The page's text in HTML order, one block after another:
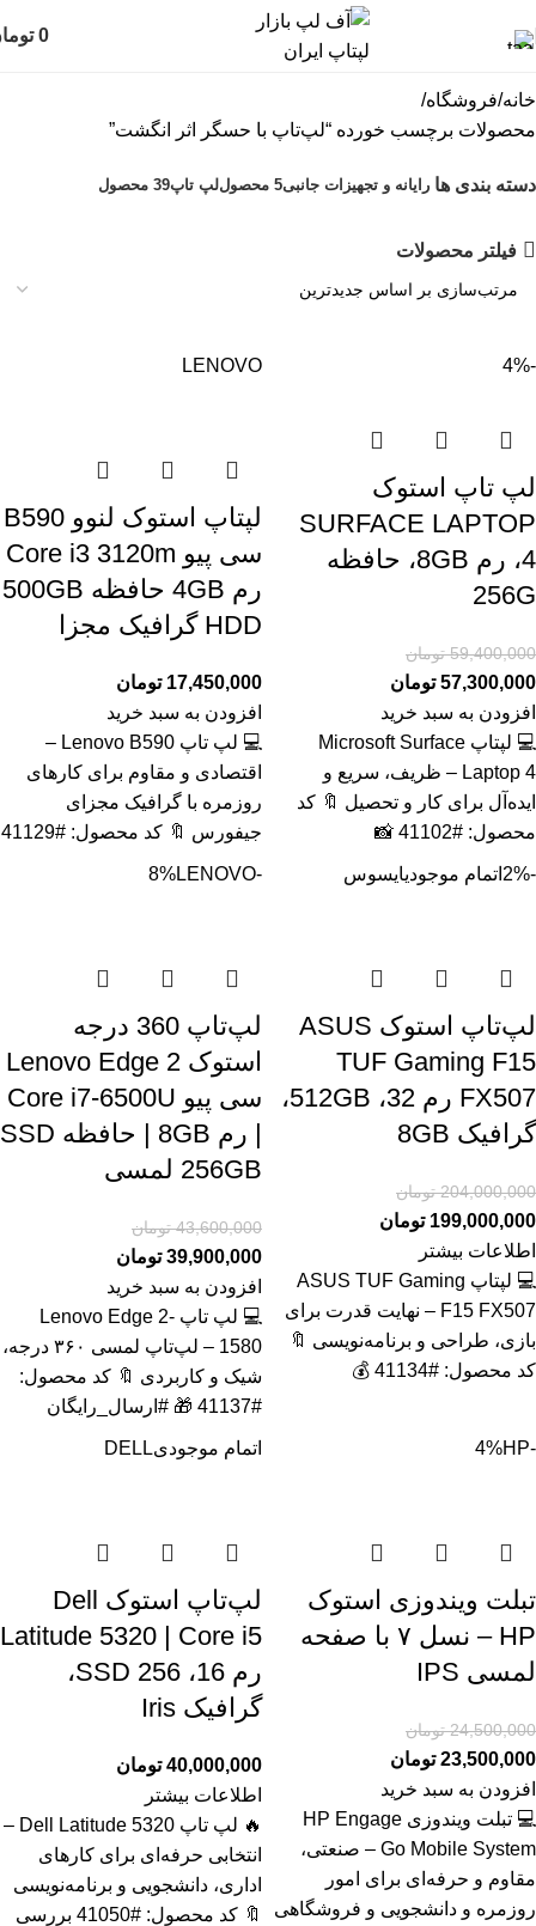
0
خانه فروشگاه
محصولات برچسب خورده “لپ‌تاپ با حسگر اثر انگشت”
دسته بندی ها رایانه و تجهیزات جانبی5 محصول لپ تاپ39 محصول
فیلتر محصولات
-4%
لپ تاپ استوک
SURFACE LAPTOP
4، رم 8GB، حافظه
256G
59,400,000 تومان
57,300,000 تومان
افزودن به سبد خرید
💻 لپتاپ Microsoft Surface
Laptop 4 – ظریف، سریع و
ایده‌آل برای کار و تحصیل 🔖 کد
محصول: #41102 📸
LENOVO
لپتاپ استوک لنوو B590
سی پیو Core i3 3120m
رم 4GB حافظه 500GB
HDD گرافیک مجزا
17,450,000 تومان
افزودن به سبد خرید
💻 لپ تاپ Lenovo B590 –
اقتصادی و مقاوم برای کارهای
روزمره با گرافیک مجزای
جیفورس 🔖 کد محصول: #41129
-2% اتمام موجودیایسوس
لپ‌تاپ استوک ASUS
TUF Gaming F15
FX507 رم 32، 512GB،
گرافیک 8GB
204,000,000 تومان
199,000,000 تومان
اطلاعات بیشتر
💻 لپتاپ ASUS TUF Gaming
F15 FX507 – نهایت قدرت برای
بازی، طراحی و برنامه‌نویسی 🔖
کد محصول: #41134 💰
-8%
LENOVO
لپ‌تاپ 360 درجه
استوک Lenovo Edge 2
سی پیو Core i7-6500U
| رم 8GB | حافظه SSD
256GB لمسی
43,600,000 تومان
39,900,000 تومان
افزودن به سبد خرید
💻 لپ تاپ Lenovo Edge 2-
1580 – لپ‌تاپ لمسی ۳۶۰ درجه،
شیک و کاربردی 🔖 کد محصول:
#41137 🎁 #ارسال_رایگان
-4%
HP
تبلت ویندوزی استوک
HP – نسل ۷ با صفحه
لمسی IPS
24,500,000 تومان
23,500,000 تومان
افزودن به سبد خرید
💻 تبلت ویندوزی HP Engage
Go Mobile System – صنعتی،
مقاوم و حرفه‌ای برای امور
روزمره و دانشجویی و فروشگاهی
اتمام موجودیDELL
لپ‌تاپ استوک Dell
Latitude 5320 | Core i5
رم 16، SSD 256،
گرافیک Iris
40,000,000 تومان
اطلاعات بیشتر
🔥 لپ تاپ Dell Latitude 5320 –
انتخابی حرفه‌ای برای کارهای
اداری، دانشجویی و برنامه‌نویسی
🔖 کد محصول: #41050 بررسی